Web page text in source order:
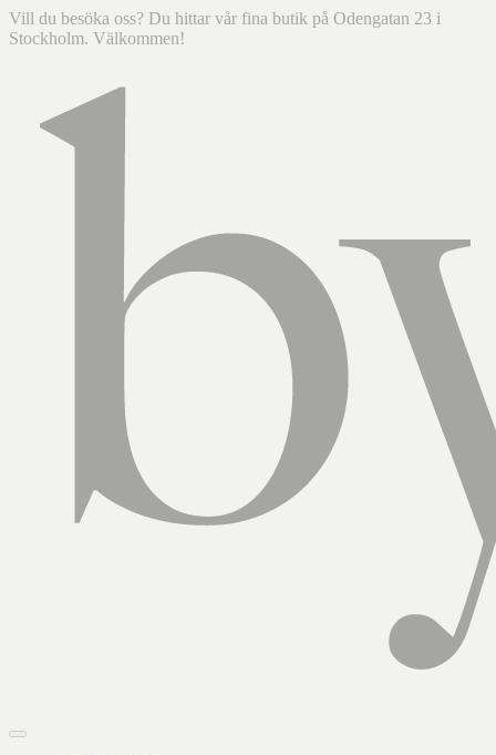
Vill du besöka oss? Du hittar vår fina butik på Odengatan 23 i
Stockholm. Välkommen!